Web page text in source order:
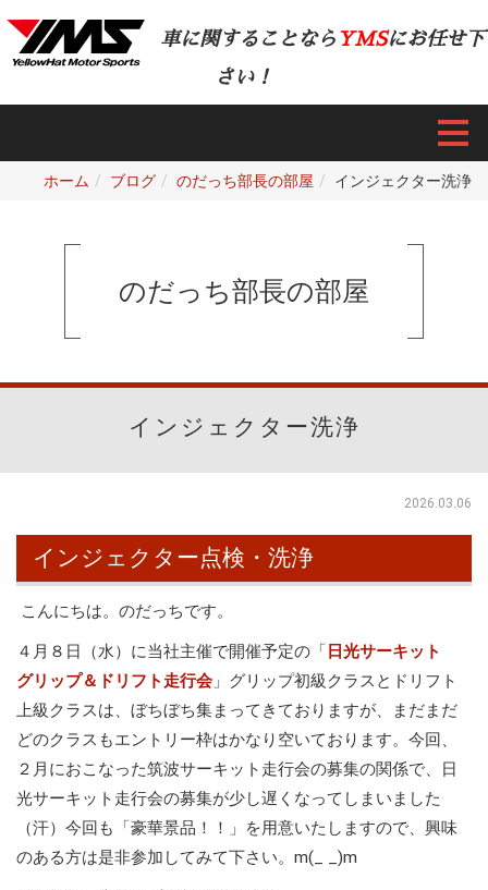
車に関することなら YMSにお任せ下
さい！
ホーム ブログ のだっち部長の部屋 インジェクター洗浄
のだっち部長の部屋
インジェクター洗浄
2026.03.06
インジェクター点検・洗浄
こんにちは。のだっちです。
４月８日（水）に当社主催で開催予定の「 日光サーキット
グリップ＆ドリフト走行会 」グリップ初級クラスとドリフト
上級クラスは、ぼちぼち集まってきておりますが、まだまだ
どのクラスもエントリー枠はかなり空いております。今回、
２月におこなった筑波サーキット走行会の募集の関係で、日
光サーキット走行会の募集が少し遅くなってしまいました
（汗）今回も「豪華景品！！」を用意いたしますので、興味
のある方は是非参加してみて下さい。m(_ _)m